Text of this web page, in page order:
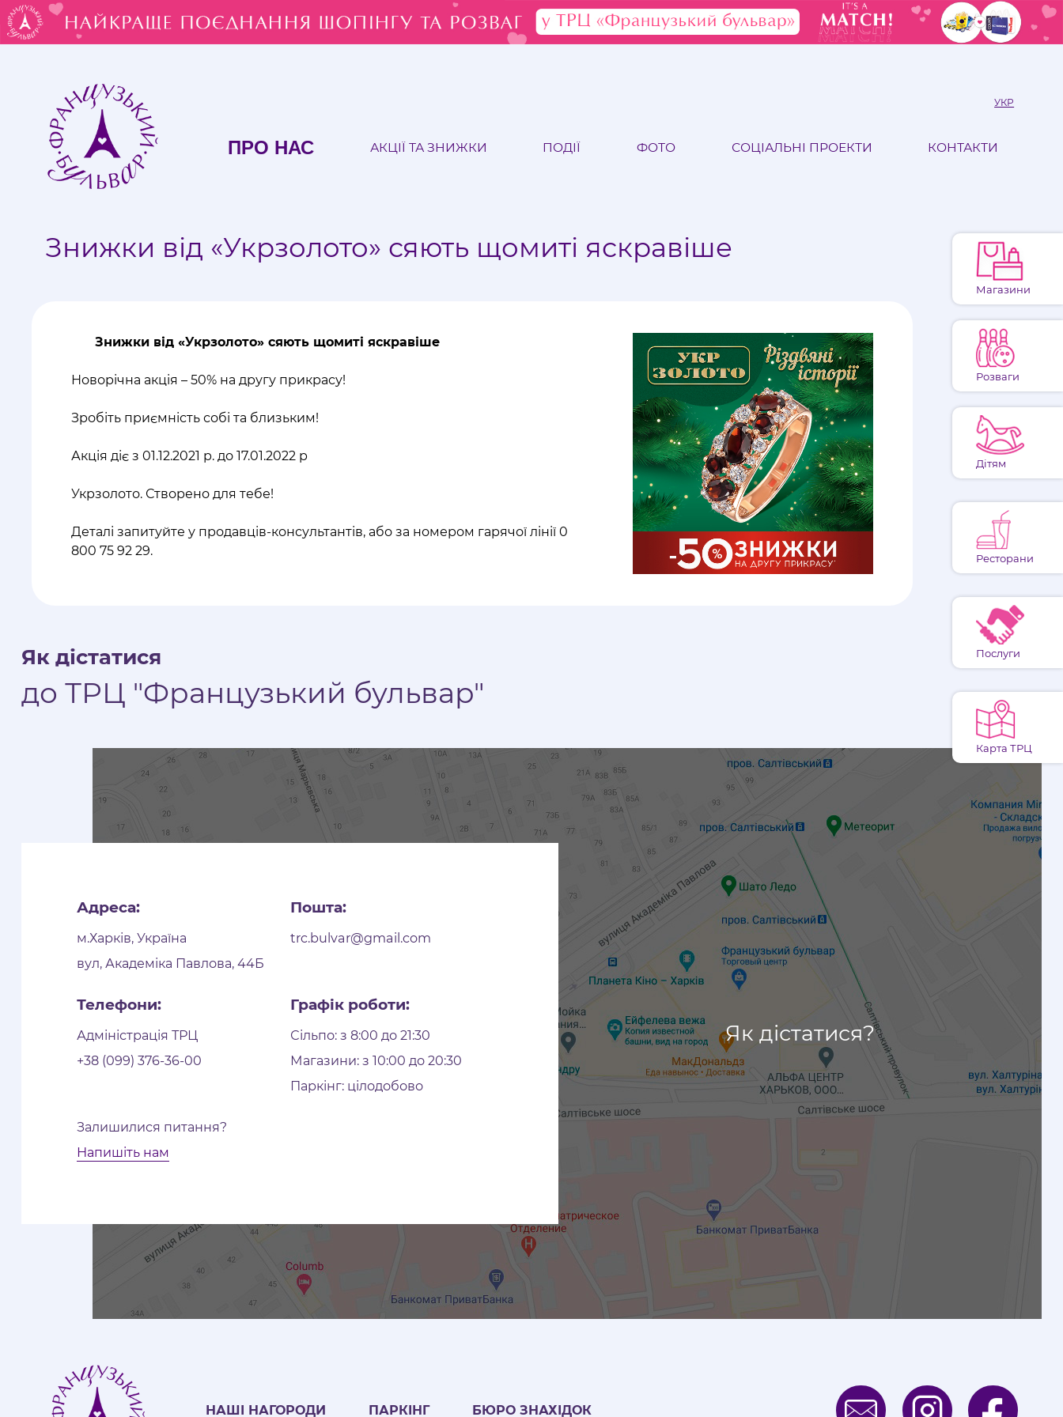
УКР
ПРО НАС АКЦІЇ ТА ЗНИЖКИ ПОДІЇ ФОТО СОЦІАЛЬНІ ПРОЕКТИ КОНТАКТИ
Знижки від «Укрзолото» сяють щомиті яскравіше
Знижки від «Укрзолото» сяють щомиті яскравіше
Новорічна акція – 50% на другу прикрасу!
Зробіть приємність собі та близьким!
Акція діє з 01.12.2021 р. до 17.01.2022 р
Укрзолото. Створено для тебе!
Деталі запитуйте у продавців-консультантів, або за номером гарячої лінії 0
800 75 92 29.
Магазини
Розваги
Дітям
Ресторани
Послуги
Карта ТРЦ
Як дістатися
до ТРЦ "Французький бульвар"
Адреса:
м.Харків, Україна
вул, Академіка Павлова, 44Б
Пошта:
trc.bulvar@gmail.com
Телефони:
Адміністрація ТРЦ
+38 (099) 376-36-00
Графік роботи:
Сільпо: з 8:00 до 21:30
Магазини: з 10:00 до 20:30
Паркінг: цілодобово
Залишилися питання?
Напишіть нам
Як дістатися?
НАШІ НАГОРОДИ ПАРКІНГ БЮРО ЗНАХІДОК